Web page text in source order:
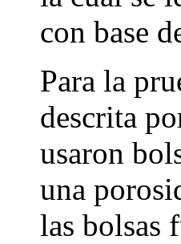
con base
Para la
descrita
usaron
una
las bolsas